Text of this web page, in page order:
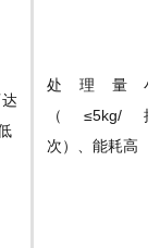
处理量小
（≤5kg/批
次）、能耗高